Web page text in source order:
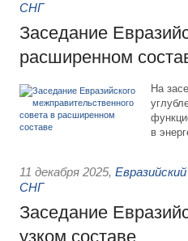
СНГ
Заседание
расширенном
На
в
11 декабря 2025,
СНГ
Заседание
узком составе